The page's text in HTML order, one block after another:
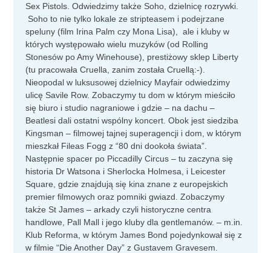
Sex Pistols. Odwiedzimy także Soho, dzielnicę rozrywki.
Soho to nie tylko lokale ze stripteasem i podejrzane
speluny (film Irina Palm czy Mona Lisa), ale i kluby w
których występowało wielu muzyków (od Rolling
Stonesów po Amy Winehouse), prestiżowy sklep Liberty
(tu pracowała Cruella, zanim została Cruellą:-).
Nieopodal w luksusowej dzielnicy Mayfair odwiedzimy
ulicę Savile Row. Zobaczymy tu dom w którym mieściło
się biuro i studio nagraniowe i gdzie – na dachu –
Beatlesi dali ostatni wspólny koncert. Obok jest siedziba
Kingsman – filmowej tajnej superagencji i dom, w którym
mieszkał Fileas Fogg z “80 dni dookoła świata”.
Następnie spacer po Piccadilly Circus – tu zaczyna się
historia Dr Watsona i Sherlocka Holmesa, i Leicester
Square, gdzie znajdują się kina znane z europejskich
premier filmowych oraz pomniki gwiazd. Zobaczymy
także St James – arkady czyli historyczne centra
handlowe, Pall Mall i jego kluby dla gentlemanów. – m.in.
Klub Reforma, w którym James Bond pojedynkował się z
w filmie “Die Another Day” z Gustavem Gravesem.